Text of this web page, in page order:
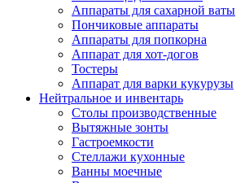
Аппараты для сахарной ваты
Пончиковые аппараты
Аппараты для попкорна
Аппарат для хот-догов
Тостеры
Аппарат для варки кукурузы
Нейтральное и инвентарь
Столы производственные
Вытяжные зонты
Гастроемкости
Стеллажи кухонные
Ванны моечные